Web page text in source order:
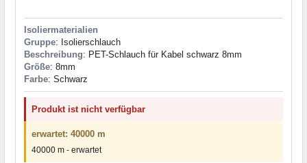
Isoliermaterialien
Gruppe: Isolierschlauch
Beschreibung: PET-Schlauch für Kabel schwarz 8mm
Größe: 8mm
Farbe: Schwarz
Produkt ist nicht verfügbar
erwartet: 40000 m
40000 m - erwartet